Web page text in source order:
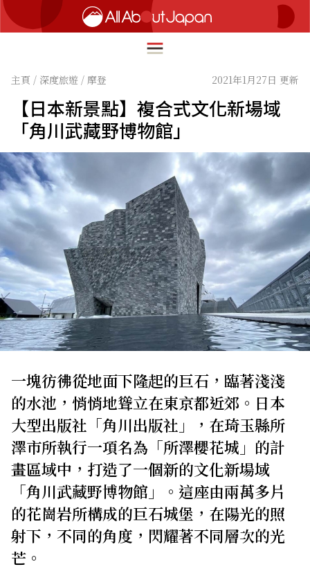
English
简体中文
繁體中文
ภาษาไทย
한국어
日本語
HOME
深度旅遊
美食尋味
流行文化
創新趨勢
在地故事
關於我們 網站政策
主頁 / 深度旅遊 / 摩登 2021年1月27日 更新
【日本新景點】複合式文化新場域
「角川武藏野博物館」
一塊彷彿從地面下隆起的巨石，臨著淺淺
的水池，悄悄地聳立在東京都近郊。日本
大型出版社「角川出版社」，在琦玉縣所
澤市所執行一項名為「所澤櫻花城」的計
畫區域中，打造了一個新的文化新場域
「角川武藏野博物館」。這座由兩萬多片
的花崗岩所構成的巨石城堡，在陽光的照
射下，不同的角度，閃耀著不同層次的光
芒。